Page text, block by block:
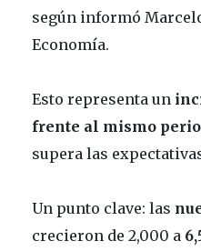
según informó
Economía.
Esto representa un
frente al mismo
supera las
Un punto clave: las
crecieron de 2,000 a